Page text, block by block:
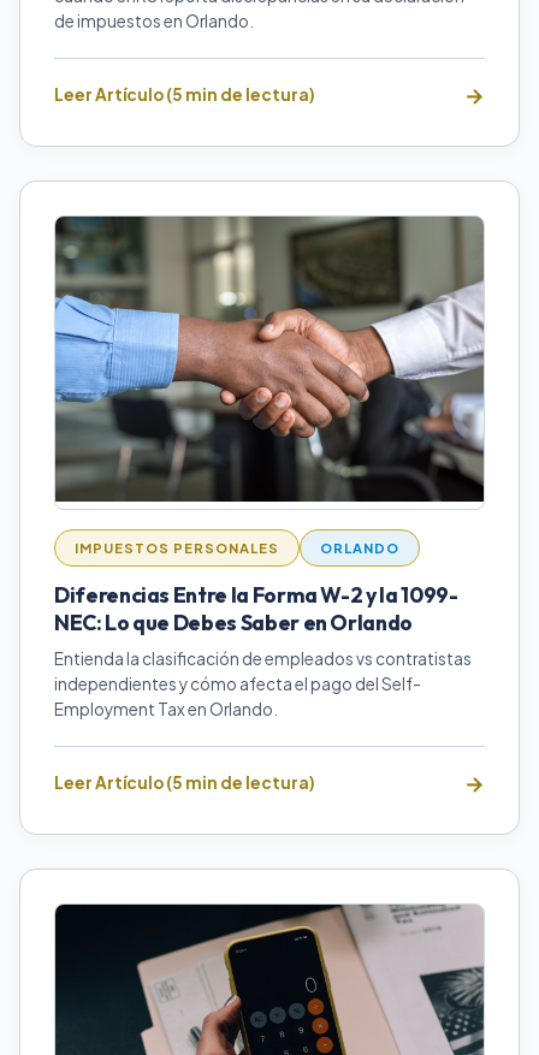
de impuestos en Orlando.
Leer Artículo (5 min de lectura)
IMPUESTOS PERSONALES ORLANDO
Diferencias Entre la Forma W-2 y la 1099-
NEC: Lo que Debes Saber en Orlando
Entienda la clasificación de empleados vs contratistas
independientes y cómo afecta el pago del Self-
Employment Tax en Orlando.
Leer Artículo (5 min de lectura)